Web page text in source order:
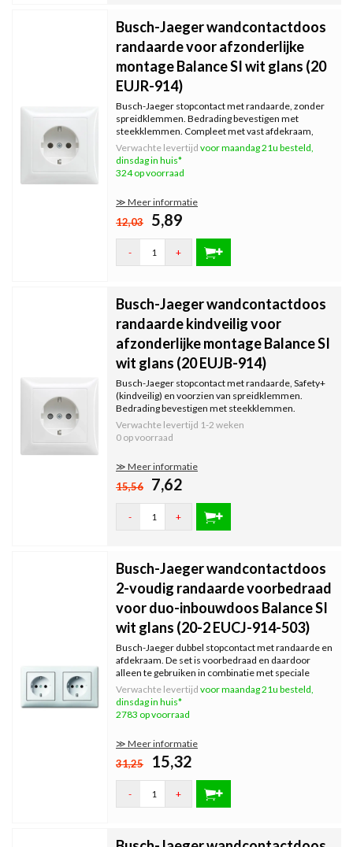
Busch-Jaeger wandcontactdoos
randaarde voor afzonderlijke
montage Balance SI wit glans (20
EUJR-914)
Busch-Jaeger stopcontact met randaarde, zonder
spreidklemmen. Bedrading bevestigen met
steekklemmen. Compleet met vast afdekraam,
alleen geschikt voor afzonderlijke montage. Serie:
Balance SI, kleur: wit glans.
Verwachte levertijd voor maandag 21u besteld,
dinsdag in huis*
324 op voorraad
≫ Meer informatie
12,03 5,89
- +
Busch-Jaeger wandcontactdoos
randaarde kindveilig voor
afzonderlijke montage Balance SI
wit glans (20 EUJB-914)
Busch-Jaeger stopcontact met randaarde, Safety+
(kindveilig) en voorzien van spreidklemmen.
Bedrading bevestigen met steekklemmen.
Compleet met vast afdekraam, alleen geschikt voor
afzonderlijke montage. Serie: Balance SI, kleur: wit
glans.
Verwachte levertijd 1-2 weken
0 op voorraad
≫ Meer informatie
15,56 7,62
- +
Busch-Jaeger wandcontactdoos
2-voudig randaarde voorbedraad
voor duo-inbouwdoos Balance SI
wit glans (20-2 EUCJ-914-503)
Busch-Jaeger dubbel stopcontact met randaarde en
afdekraam. De set is voorbedraad en daardoor
alleen te gebruiken in combinatie met speciale
inbouwdozen (DUO-doos). Serie: Balance SI, kleur:
wit glans.
Verwachte levertijd voor maandag 21u besteld,
dinsdag in huis*
2783 op voorraad
≫ Meer informatie
31,25 15,32
- +